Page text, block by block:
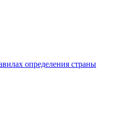
определения страны